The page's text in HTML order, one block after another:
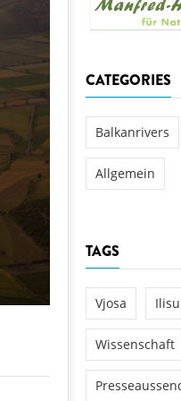
Ulog verursacht
für den Kamp: Aus
im
CATEGORIES
Balkanrivers
Allgemein
TAGS
Vjosa Ilisu
Wissenschaft